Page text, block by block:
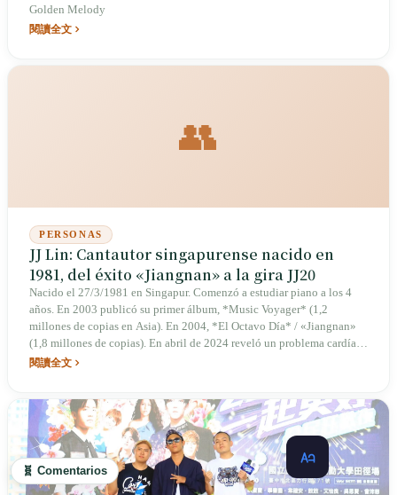
Golden Melody
閱讀全文
👥
PERSONAS
JJ Lin: Cantautor singapurense nacido en
1981, del éxito «Jiangnan» a la gira JJ20
Nacido el 27/3/1981 en Singapur. Comenzó a estudiar piano a los 4
años. En 2003 publicó su primer álbum, *Music Voyager* (1,2
millones de copias en Asia). En 2004, *El Octavo Día* / «Jiangnan»
(1,8 millones de copias). En abril de 2024 reveló un problema cardíaco
que requiere medicación diaria. Gira mundial JJ20 FINAL LAP (2024-
años de JJ Lin*.
閱讀全文
🧬 Comentarios